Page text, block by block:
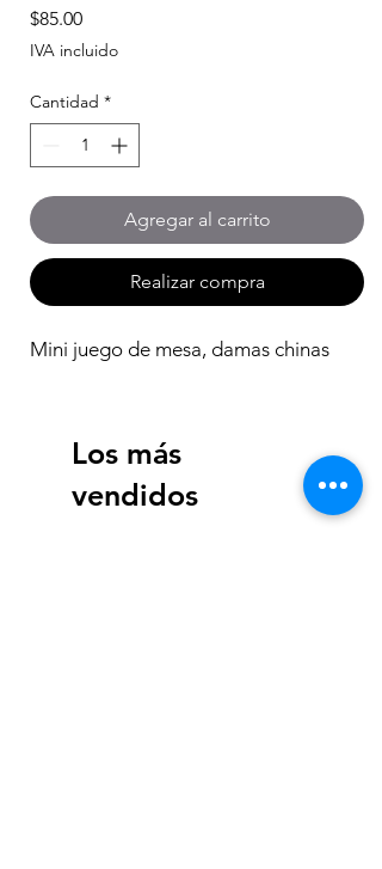
$85.00Precio
IVA incluido
Cantidad *
Agregar al carrito
Realizar compra
Mini juego de mesa, damas chinas
Los más
vendidos